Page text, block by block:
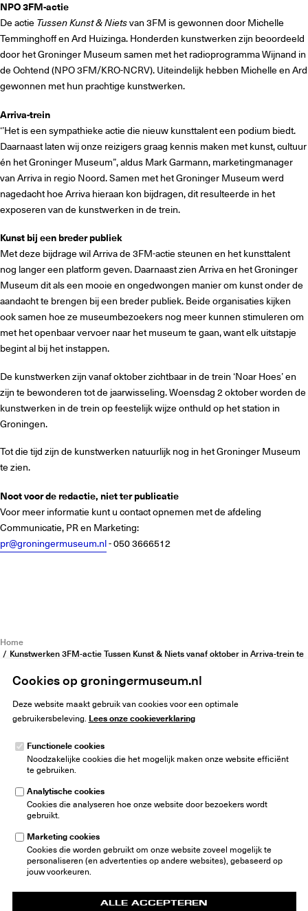
Cookies op groningermuseum.nl
Deze website maakt gebruik van cookies voor een optimale
gebruikersbeleving. Lees onze cookieverklaring
Functionele cookies
Noodzakelijke cookies die het mogelijk maken onze website efficiënt
te gebruiken.
Analytische cookies
Cookies die analyseren hoe onze website door bezoekers wordt
gebruikt.
Marketing cookies
Cookies die worden gebruikt om onze website zoveel mogelijk te
personaliseren (en advertenties op andere websites), gebaseerd op
jouw voorkeuren.
ALLE ACCEPTEREN
NPO 3FM-actie
De actie Tussen Kunst & Nietsvan 3FM is gewonnen door Michelle
Temminghoff en Ard Huizinga. Honderden kunstwerken zijn beoordeeld
door het Groninger Museum samen met het radioprogramma Wijnand in
de Ochtend (NPO 3FM/KRO-NCRV). Uiteindelijk hebben Michelle en Ard
gewonnen met hun prachtige kunstwerken.
Arriva-trein
‘’Het is een sympathieke actie die nieuw kunsttalent een podium biedt.
Daarnaast laten wij onze reizigers graag kennis maken met kunst, cultuur
én het Groninger Museum”, aldus Mark Garmann, marketingmanager
van Arriva in regio Noord. Samen met het Groninger Museum werd
nagedacht hoe Arriva hieraan kon bijdragen, dit resulteerde in het
exposeren van de kunstwerken in de trein.
Kunst bij een breder publiek
Met deze bijdrage wil Arriva de 3FM-actie steunen en het kunsttalent
nog langer een platform geven. Daarnaast zien Arriva en het Groninger
Museum dit als een mooie en ongedwongen manier om kunst onder de
aandacht te brengen bij een breder publiek. Beide organisaties kijken
ook samen hoe ze museumbezoekers nog meer kunnen stimuleren om
met het openbaar vervoer naar het museum te gaan, want elk uitstapje
begint al bij het instappen.
De kunstwerken zijn vanaf oktober zichtbaar in de trein ‘Noar Hoes’ en
zijn te bewonderen tot de jaarwisseling. Woensdag 2 oktober worden de
kunstwerken in de trein op feestelijk wijze onthuld op het station in
Groningen.
Tot die tijd zijn de kunstwerken natuurlijk nog in het Groninger Museum
te zien.
Noot voor de redactie, niet ter publicatie
Voor meer informatie kunt u contact opnemen met de afdeling
Communicatie, PR en Marketing:
pr@groningermuseum.nl- 050 3666512
Home
Kunstwerken 3FM-actie Tussen Kunst & Niets vanaf oktober in Arriva-trein te
Groninger Museum
Nieuwsbrief